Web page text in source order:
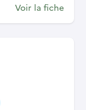
Voir la fiche